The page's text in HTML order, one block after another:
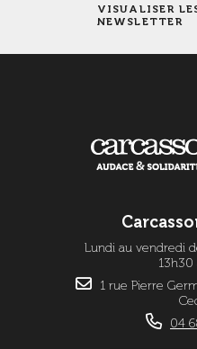
VISUALISER
NEWSLETTER
Lundi au vendredi
13h30
1 rue Pierre
04